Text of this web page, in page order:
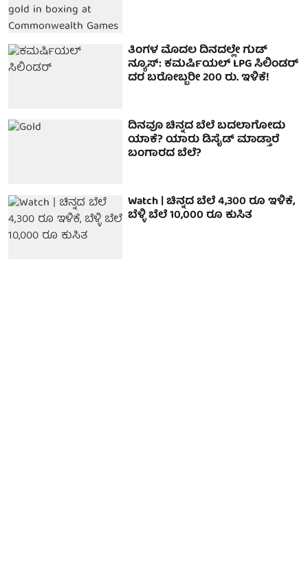
ತಿಂಗಳ ಮೊದಲ ದಿನದಲ್ಲೇ ಗುಡ್
ನ್ಯೂಸ್: ಕಮರ್ಷಿಯಲ್ LPG ಸಿಲಿಂಡರ್
ದರ ಬರೋಬ್ಬರೀ 200 ರು. ಇಳಿಕೆ!
ದಿನವೂ ಚಿನ್ನದ ಬೆಲೆ ಬದಲಾಗೋದು
ಯಾಕೆ? ಯಾರು ಡಿಸೈಡ್ ಮಾಡ್ತಾರೆ
ಬಂಗಾರದ ಬೆಲೆ?
Watch | ಚಿನ್ನದ ಬೆಲೆ 4,300 ರೂ ಇಳಿಕೆ,
ಬೆಳ್ಳಿ ಬೆಲೆ 10,000 ರೂ ಕುಸಿತ